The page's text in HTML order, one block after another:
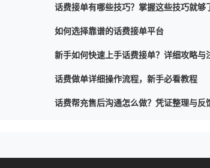
话费接单有哪些技巧？掌握这些技巧就够
如何选择靠谱的话费接单平台
新手如何快速上手话费接单？详细攻略与
话费做单详细操作流程，新手必看教程
话费帮充售后沟通怎么做？凭证整理与反